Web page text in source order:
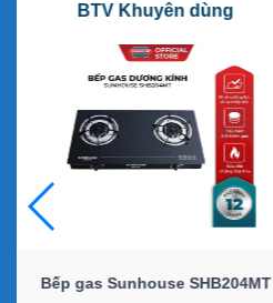
BTV Khuyên dùng
Bếp gas Sunhouse SHB204MT